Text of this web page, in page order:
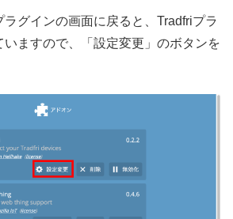
グインの画面に戻ると、Tradfriプラ
いますので、「設定変更」のボタンを